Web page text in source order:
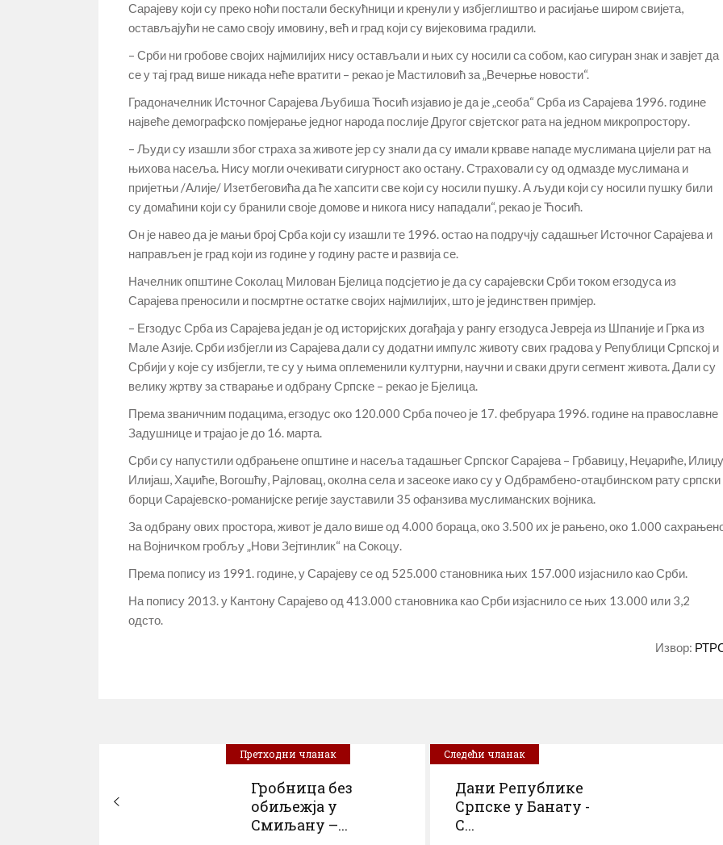
Сарајеву који су преко ноћи постали бескућници и кренули у избјеглиштво и расијање широм свијета,
остављајући не само своју имовину, већ и град који су вијековима градили.
– Срби ни гробове својих најмилијих нису остављали и њих су носили са собом, као сигуран знак и завјет да
се у тај град више никада неће вратити – рекао је Мастиловић за „Вечерње новости“.
Градоначелник Источног Сарајева Љубиша Ћосић изјавио је да је „сеоба“ Срба из Сарајева 1996. године
највеће демографско помјерање једног народа послије Другог свјетског рата на једном микропростору.
– Људи су изашли због страха за животе јер су знали да су имали крваве нападе муслимана цијели рат на
њихова насеља. Нису могли очекивати сигурност ако остану. Страховали су од одмазде муслимана и
пријетњи /Алије/ Изетбеговића да ће хапсити све који су носили пушку. А људи који су носили пушку били
су домаћини који су бранили своје домове и никога нису нападали“, рекао је Ћосић.
Он је навео да је мањи број Срба који су изашли те 1996. остао на подручју садашњег Источног Сарајева и
направљен је град који из године у годину расте и развија се.
Начелник општине Соколац Милован Бјелица подсјетио је да су сарајевски Срби током егзодуса из
Сарајева преносили и посмртне остатке својих најмилијих, што је јединствен примјер.
– Егзодус Срба из Сарајева један је од историјских догађаја у рангу егзодуса Јевреја из Шпаније и Грка из
Мале Азије. Срби избјегли из Сарајева дали су додатни импулс животу свих градова у Републици Српској и
Србији у које су избјегли, те су у њима оплеменили културни, научни и сваки други сегмент живота. Дали су
велику жртву за стварање и одбрану Српске – рекао је Бјелица.
Према званичним подацима, егзодус око 120.000 Срба почео је 17. фебруара 1996. године на православне
Задушнице и трајао је до 16. марта.
Срби су напустили одбрањене општине и насеља тадашњег Српског Сарајева – Грбавицу, Неџариће,
Илијаш, Хаџиће, Вогошћу, Рајловац, околна села и засеоке иако су у Одбрамбено-отаџбинском рату српски
борци Сарајевско-романијске регије зауставили 35 офанзива муслиманских војника.
За одбрану ових простора, живот је дало више од 4.000 бораца, око 3.500 их је рањено, око 1.000
на Војничком гробљу „Нови Зејтинлик“ на Сокоцу.
Према попису из 1991. године, у Сарајеву се од 525.000 становника њих 157.000 изјаснило као Срби.
На попису 2013. у Кантону Сарајево од 413.000 становника као Срби изјаснило се њих 13.000 или 3,2
одсто.
Извор:
Претходни чланак
Гробница без
обиљeжја у
Смиљану –...
Следећи чланак
Дани Републике
Српске у Банату -
С...